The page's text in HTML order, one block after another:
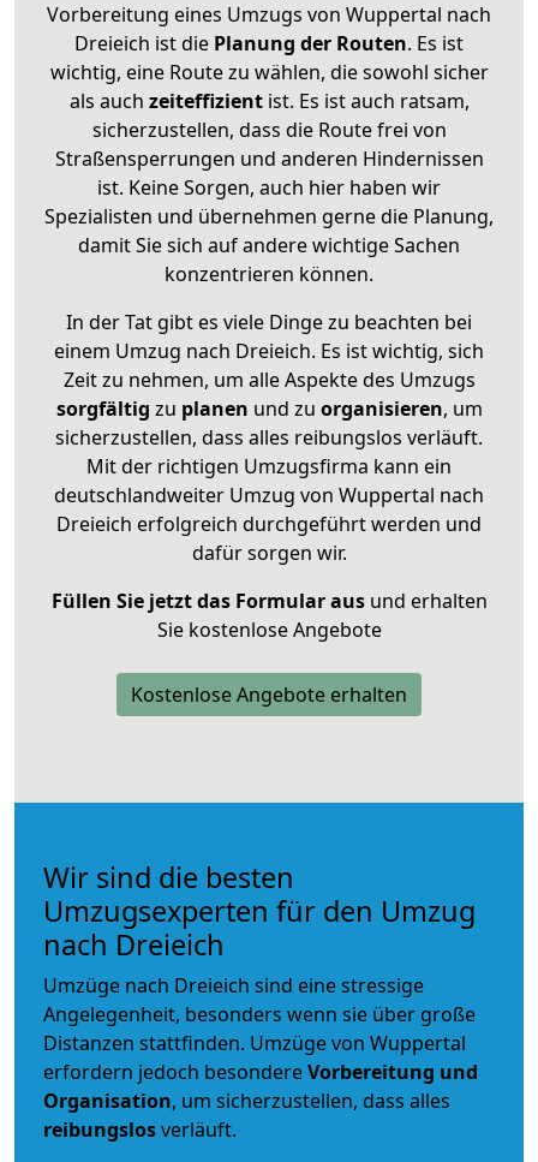
Vorbereitung eines Umzugs von Wuppertal nach
Dreieich ist die Planung der Routen. Es ist
wichtig, eine Route zu wählen, die sowohl sicher
als auch zeiteffizientist. Es ist auch ratsam,
sicherzustellen, dass die Route frei von
Straßensperrungen und anderen Hindernissen
ist. Keine Sorgen, auch hier haben wir
Spezialisten und übernehmen gerne die Planung,
damit Sie sich auf andere wichtige Sachen
konzentrieren können.
In der Tat gibt es viele Dinge zu beachten bei
einem Umzug nach Dreieich. Es ist wichtig, sich
Zeit zu nehmen, um alle Aspekte des Umzugs
sorgfältig zu planen und zu organisieren, um
sicherzustellen, dass alles reibungslos verläuft.
Mit der richtigen Umzugsfirma kann ein
deutschlandweiter Umzug von Wuppertal nach
Dreieich erfolgreich durchgeführt werden und
dafür sorgen wir.
Füllen Sie jetzt das Formular ausund erhalten
Sie kostenlose Angebote
Kostenlose Angebote erhalten
Wir sind die besten
Umzugsexperten für den Umzug
nach Dreieich
Umzüge nach Dreieich sind eine stressige
Angelegenheit, besonders wenn sie über große
Distanzen stattfinden. Umzüge von Wuppertal
erfordern jedoch besondereVorbereitung und
Organisation, um sicherzustellen, dass alles
reibungslosverläuft.